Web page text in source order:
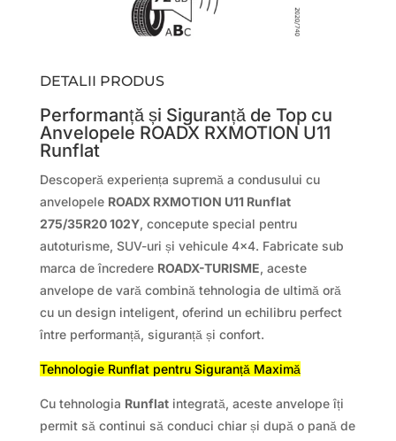
DETALII PRODUS
Performanță și Siguranță de Top cu
Anvelopele ROADX RXMOTION U11
Runflat
Descoperă experiența supremă a condusului cu
anvelopele ROADX RXMOTION U11 Runflat
275/35R20 102Y, concepute special pentru
autoturisme, SUV-uri și vehicule 4×4. Fabricate sub
marca de încredere ROADX-TURISME, aceste
anvelope de vară combină tehnologia de ultimă oră
cu un design inteligent, oferind un echilibru perfect
între performanță, siguranță și confort.
Tehnologie Runflat pentru Siguranță Maximă
Cu tehnologia Runflatintegrată, aceste anvelope îți
permit să continui să conduci chiar și după o pană de